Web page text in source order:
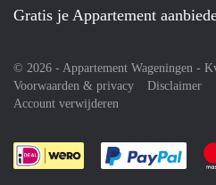
Gratis je Appartement
© 2026 - Appartement Wageningen -
Voorwaarden & privacy
Disclaimer
Account verwijderen
Je